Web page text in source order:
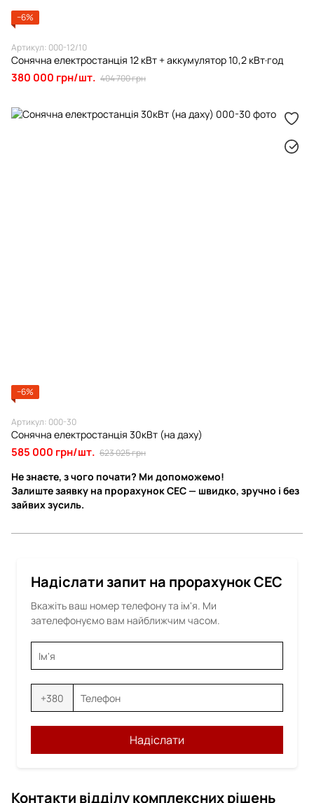
−6%
Артикул: 000-12/10
Сонячна електростанція 12 кВт + аккумулятор 10,2 кВт·гoд
380 000 грн/шт. 404 700 грн
−6%
Артикул: 000-30
Сонячна електростанція 30кВт (на даху)
585 000 грн/шт. 623 025 грн
Не знаєте, з чого почати? Ми допоможемо!
Залиште заявку на прорахунок СЕС — швидко, зручно і без
зайвих зусиль.
Надіслати запит на прорахунок СЕС
Вкажіть ваш номер телефону та ім'я. Ми
зателефонуємо вам найближчим часом.
+380
Надіслати
Контакти відділу комплексних рішень